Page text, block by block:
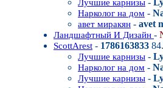
Лучшие карнизы -
Нарколог на дом -
авет миракян - avet
Ландшафтный И Дизайн -
ScottArest - 1786163833
Лучшие карнизы -
Нарколог на дом -
Лучшие карнизы -